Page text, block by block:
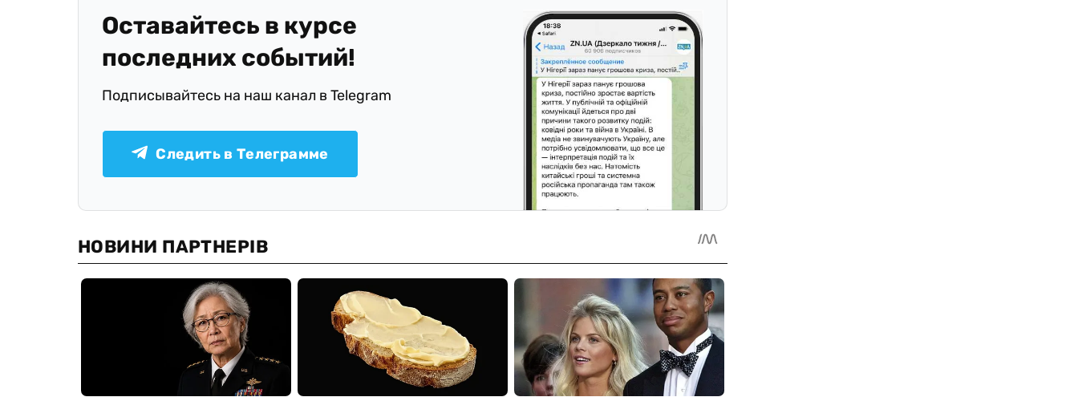
Оставайтесь в курсе
последних событий!
Подписывайтесь на наш канал в Telegram
Следить в Телеграмме